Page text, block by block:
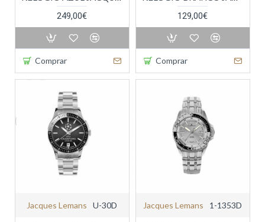
249,00€
Comprar
129,00€
Comprar
Jacques Lemans U-30D Jacques Lemans 1-1353D